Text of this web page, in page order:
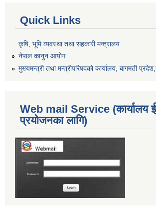
Quick Links
कृषि, भूमि व्यवस्था तथा सहकारी मन्त्रालय
नेपाल कानुन आयोग
मुख्यमन्त्री तथा मन्त्रीपरिषदको कार्यालय, बागमती
Web mail Service (कार्यालय
प्रयोजनका लागि)